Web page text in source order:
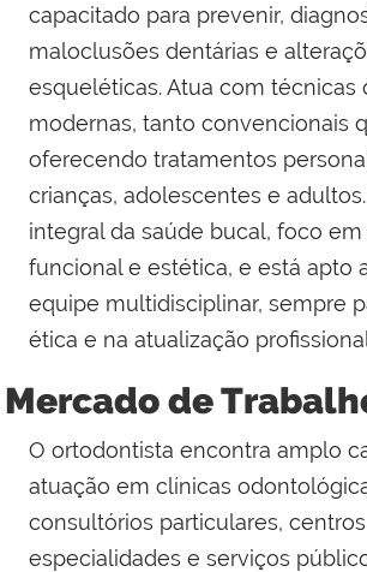
capacitado para prevenir,
maloclusões dentárias e
esqueléticas. Atua com técnicas
modernas, tanto convencionais
oferecendo tratamentos
crianças, adolescentes e
integral da saúde bucal, foco
funcional e estética, e está apto
equipe multidisciplinar, sempre
ética e na atualização
Mercado de
O ortodontista encontra amplo
atuação em clínicas
consultórios particulares,
especialidades e serviços